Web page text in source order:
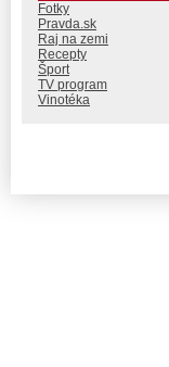
Fotky
Pravda.sk
Raj na zemi
Recepty
Šport
TV program
Vinotéka